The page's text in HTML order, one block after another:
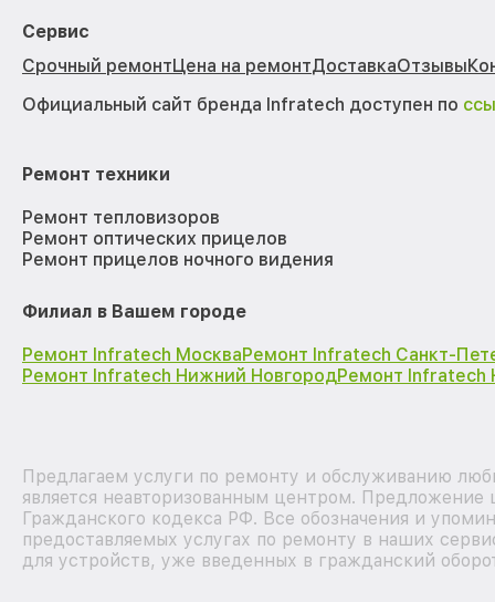
Сервис
Срочный ремонтЦена на ремонтДоставкаОтзывы
Официальный сайт бренда Infratech доступен по
Ремонт техники
Ремонт тепловизоров
Ремонт оптических прицелов
Ремонт прицелов ночного видения
Филиал в Вашем городе
Ремонт Infratech МоскваРемонт Infratech Санкт-
Ремонт Infratech Нижний НовгородРемонт Infratech
Предлагаем услуги по ремонту и обслуживанию
является неавторизованным центром.
Гражданского кодекса РФ. Все обозначения и
предоставляемых услугах по ремонту в наших
для устройств, уже введенных в гражданский